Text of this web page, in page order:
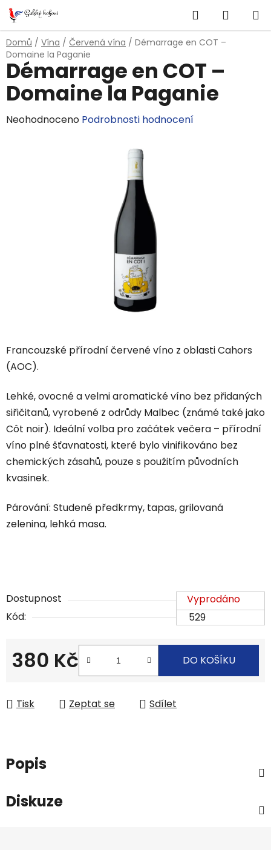
Přejít
na
obsah
Hledat
KOŠÍK
Domů / Vína / Červená vína / Démarrage en COT –
Domaine la Paganie
Francouzské přírodní červené víno z oblasti Cahors
(AOC).
Lehké, ovocné a velmi aromatické víno bez přidaných
siřičitanů, vyrobené z odrůdy Malbec (známé také jako
Côt noir). Ideální volba pro začátek večera – přírodní
víno plné šťavnatosti, které bylo vinifikováno bez
chemických zásahů, pouze s použitím původních
kvasinek.
Párování: Studené předkrmy, tapas, grilovaná
zelenina, lehká masa.
Dostupnost
Vyprodáno
Kód:
529
380 Kč DO KOŠÍKU
Tisk Zeptat se Sdílet
Démarrage en COT –
Domaine la Paganie
Průměrné
Neohodnoceno Podrobnosti hodnocení
Popis
Diskuze